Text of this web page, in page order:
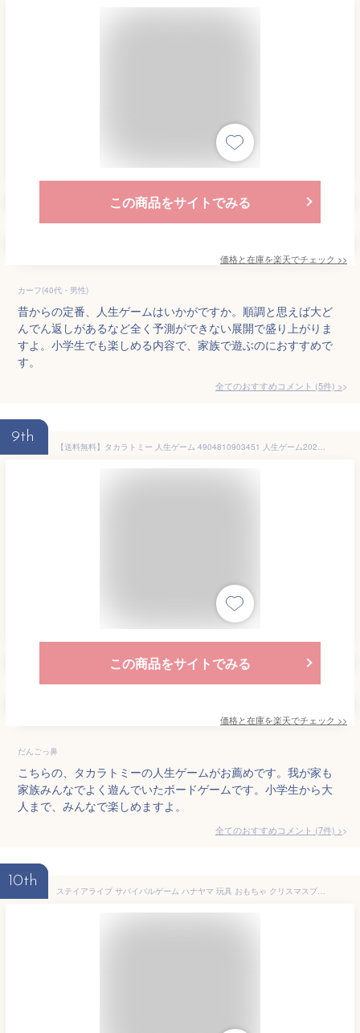
この商品をサイトでみる
価格と在庫を楽天でチェック >>
カーフ(40代・男性)
昔からの定番、人生ゲームはいかがですか。順調と思えば大ど
んでん返しがあるなど全く予測ができない展開で盛り上がりま
すよ。小学生でも楽しめる内容で、家族で遊ぶのにおすすめで
す。
全てのおすすめコメント (5件) >
9th
【送料無料】タカラトミー 人生ゲーム 4904810903451 人生ゲーム2023 おもちゃ 2023年 2023 8代目 ギフト こども 子供 パーティ ゲーム ボード ゲーム 6歳 クリスマス
この商品をサイトでみる
価格と在庫を楽天でチェック >>
だんごっ鼻
こちらの、タカラトミーの人生ゲームがお薦めです。我が家も
家族みんなでよく遊んでいたボードゲームです。小学生から大
人まで、みんなで楽しめますよ。
全てのおすすめコメント (7件) >
10th
ステイアライブ サバイバルゲーム ハナヤマ 玩具 おもちゃ クリスマスプレゼント 【送料無料】